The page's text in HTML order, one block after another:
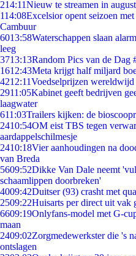
214:11Nieuw te streamen in
114:08Excelsior opent seizoen
Cambuur
6013:58Waterschappen slaan
leeg
3713:13Random Pics van de Dag
1612:43Meta krijgt half miljard
4212:11Voedselprijzen
2911:05Kabinet geeft bedrijven
laagwater
611:03Trailers kijken: de
2410:54OM eist TBS tegen
aardappelschilmesje
2410:18Vier aanhoudingen na
van Breda
5609:52Dikke Van Dale neemt
schaamlippen doorbreken'
4009:42Duitser (93) crasht met
2509:22Huisarts per direct uit vak
6609:19Onlyfans-model met G-
maan
2409:02Zorgmedewerkster die 's
ontslagen